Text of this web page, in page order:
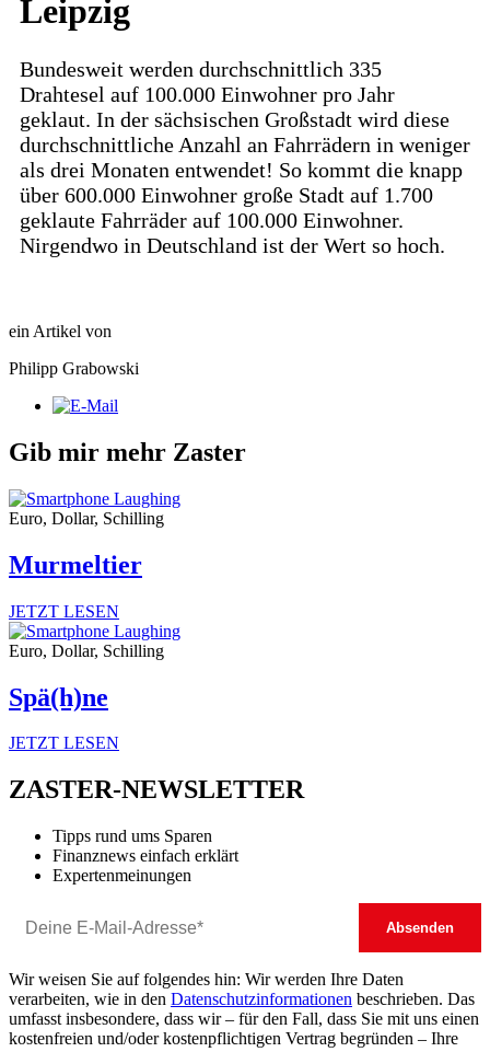
Leipzig
Bundesweit werden durchschnittlich 335
Drahtesel auf 100.000 Einwohner pro Jahr
geklaut. In der sächsischen Großstadt wird diese
durchschnittliche Anzahl an Fahrrädern in weniger
als drei Monaten entwendet! So kommt die knapp
über 600.000 Einwohner große Stadt auf 1.700
geklaute Fahrräder auf 100.000 Einwohner.
Nirgendwo in Deutschland ist der Wert so hoch.
ein Artikel von
Philipp Grabowski
Gib mir mehr Zaster
Euro, Dollar, Schilling
Murmeltier
JETZT LESEN
Euro, Dollar, Schilling
Spä(h)ne
JETZT LESEN
ZASTER-NEWSLETTER
Tipps rund ums Sparen
Finanznews einfach erklärt
Expertenmeinungen
Wir weisen Sie auf folgendes hin: Wir werden Ihre Daten
verarbeiten, wie in den Datenschutzinformationen beschrieben. Das
umfasst insbesondere, dass wir – für den Fall, dass Sie mit uns einen
kostenfreien und/oder kostenpflichtigen Vertrag begründen – Ihre